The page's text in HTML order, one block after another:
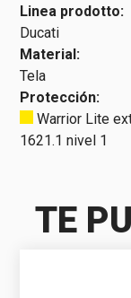
Linea prodotto:
Ducati
Material:
Tela
Protección:
Warrior Lite
1621.1 nivel 1
TE